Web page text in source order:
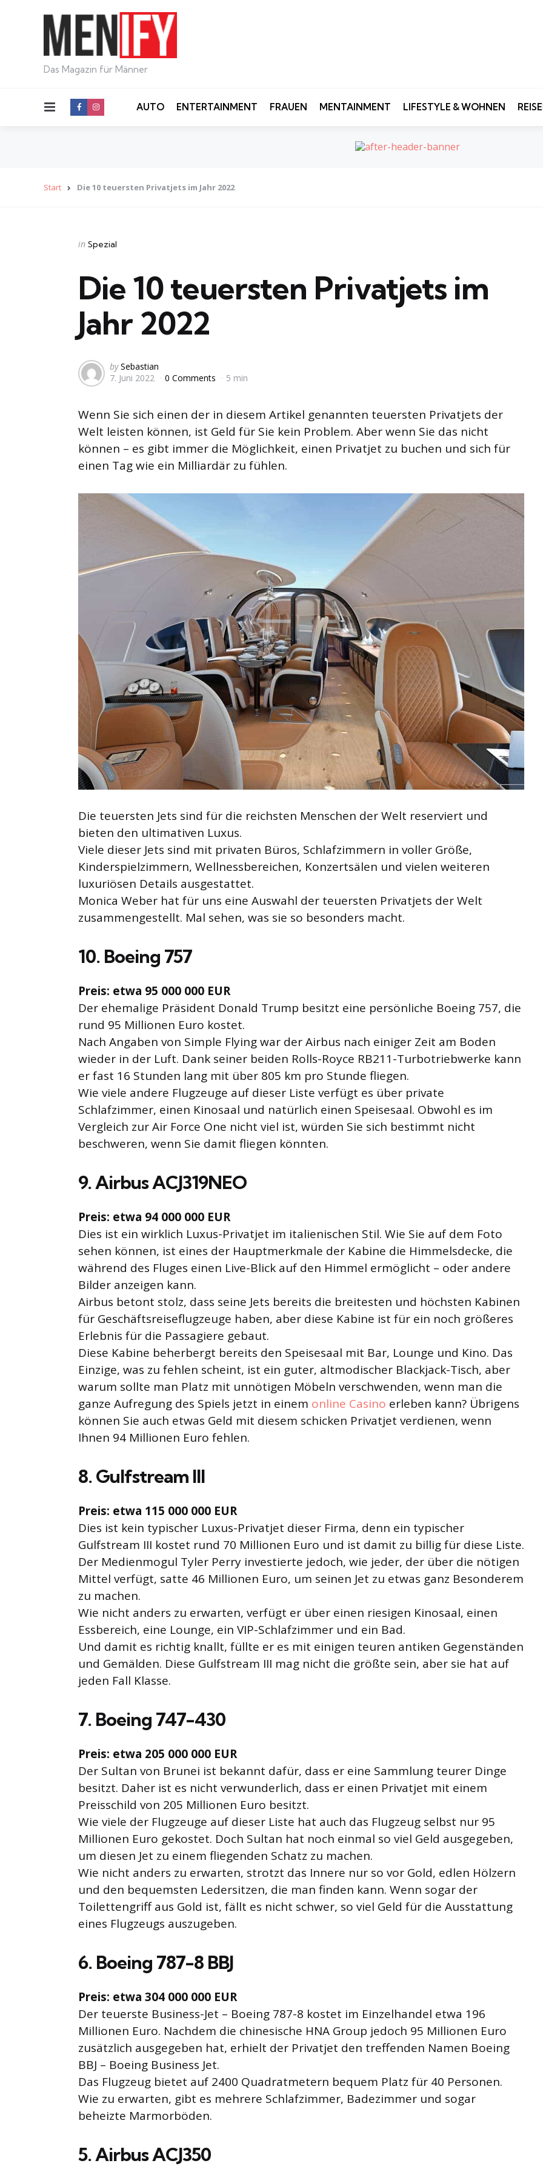
Das Magazin für Männer
Menu AUTO ENTERTAINMENT FRAUEN MENTAINMENT LIFESTYLE & WOHNEN
Start Die 10 teuersten Privatjets im Jahr 2022
Categories
Posted
in Spezial
Die 10 teuersten Privatjets im
Jahr 2022
Posted
by
by Sebastian
7. Juni 2022
0 Comments 5 min
Wenn Sie sich einen der in diesem Artikel genannten teuersten Privatjets der
Welt leisten können, ist Geld für Sie kein Problem. Aber wenn Sie das nicht
können – es gibt immer die Möglichkeit, einen Privatjet zu buchen und sich für
einen Tag wie ein Milliardär zu fühlen.
Die teuersten Jets sind für die reichsten Menschen der Welt reserviert und
bieten den ultimativen Luxus.
Viele dieser Jets sind mit privaten Büros, Schlafzimmern in voller Größe,
Kinderspielzimmern, Wellnessbereichen, Konzertsälen und vielen weiteren
luxuriösen Details ausgestattet.
Monica Weber hat für uns eine Auswahl der teuersten Privatjets der Welt
zusammengestellt. Mal sehen, was sie so besonders macht.
10. Boeing 757
Preis: etwa 95 000 000 EUR
Der ehemalige Präsident Donald Trump besitzt eine persönliche Boeing 757, die
rund 95 Millionen Euro kostet.
Nach Angaben von Simple Flying war der Airbus nach einiger Zeit am Boden
wieder in der Luft. Dank seiner beiden Rolls-Royce RB211-Turbotriebwerke kann
er fast 16 Stunden lang mit über 805 km pro Stunde fliegen.
Wie viele andere Flugzeuge auf dieser Liste verfügt es über private
Schlafzimmer, einen Kinosaal und natürlich einen Speisesaal. Obwohl es im
Vergleich zur Air Force One nicht viel ist, würden Sie sich bestimmt nicht
beschweren, wenn Sie damit fliegen könnten.
9. Airbus ACJ319NEO
Preis: etwa 94 000 000 EUR
Dies ist ein wirklich Luxus-Privatjet im italienischen Stil. Wie Sie auf dem Foto
sehen können, ist eines der Hauptmerkmale der Kabine die Himmelsdecke, die
während des Fluges einen Live-Blick auf den Himmel ermöglicht – oder andere
Bilder anzeigen kann.
Airbus betont stolz, dass seine Jets bereits die breitesten und höchsten Kabinen
für Geschäftsreiseflugzeuge haben, aber diese Kabine ist für ein noch größeres
Erlebnis für die Passagiere gebaut.
Diese Kabine beherbergt bereits den Speisesaal mit Bar, Lounge und Kino. Das
Einzige, was zu fehlen scheint, ist ein guter, altmodischer Blackjack-Tisch, aber
warum sollte man Platz mit unnötigen Möbeln verschwenden, wenn man die
ganze Aufregung des Spiels jetzt in einem online Casino erleben kann? Übrigens
können Sie auch etwas Geld mit diesem schicken Privatjet verdienen, wenn
Ihnen 94 Millionen Euro fehlen.
8. Gulfstream III
Preis: etwa 115 000 000 EUR
Dies ist kein typischer Luxus-Privatjet dieser Firma, denn ein typischer
Gulfstream III kostet rund 70 Millionen Euro und ist damit zu billig für diese Liste.
Der Medienmogul Tyler Perry investierte jedoch, wie jeder, der über die nötigen
Mittel verfügt, satte 46 Millionen Euro, um seinen Jet zu etwas ganz Besonderem
zu machen.
Wie nicht anders zu erwarten, verfügt er über einen riesigen Kinosaal, einen
Essbereich, eine Lounge, ein VIP-Schlafzimmer und ein Bad.
Und damit es richtig knallt, füllte er es mit einigen teuren antiken Gegenständen
und Gemälden. Diese Gulfstream III mag nicht die größte sein, aber sie hat auf
jeden Fall Klasse.
7. Boeing 747-430
Preis: etwa 205 000 000 EUR
Der Sultan von Brunei ist bekannt dafür, dass er eine Sammlung teurer Dinge
besitzt. Daher ist es nicht verwunderlich, dass er einen Privatjet mit einem
Preisschild von 205 Millionen Euro besitzt.
Wie viele der Flugzeuge auf dieser Liste hat auch das Flugzeug selbst nur 95
Millionen Euro gekostet. Doch Sultan hat noch einmal so viel Geld ausgegeben,
um diesen Jet zu einem fliegenden Schatz zu machen.
Wie nicht anders zu erwarten, strotzt das Innere nur so vor Gold, edlen Hölzern
und den bequemsten Ledersitzen, die man finden kann. Wenn sogar der
Toilettengriff aus Gold ist, fällt es nicht schwer, so viel Geld für die Ausstattung
eines Flugzeugs auszugeben.
6. Boeing 787-8 BBJ
Preis: etwa 304 000 000 EUR
Der teuerste Business-Jet – Boeing 787-8 kostet im Einzelhandel etwa 196
Millionen Euro. Nachdem die chinesische HNA Group jedoch 95 Millionen Euro
zusätzlich ausgegeben hat, erhielt der Privatjet den treffenden Namen Boeing
BBJ – Boeing Business Jet.
Das Flugzeug bietet auf 2400 Quadratmetern bequem Platz für 40 Personen.
Wie zu erwarten, gibt es mehrere Schlafzimmer, Badezimmer und sogar
beheizte Marmorböden.
5. Airbus ACJ350